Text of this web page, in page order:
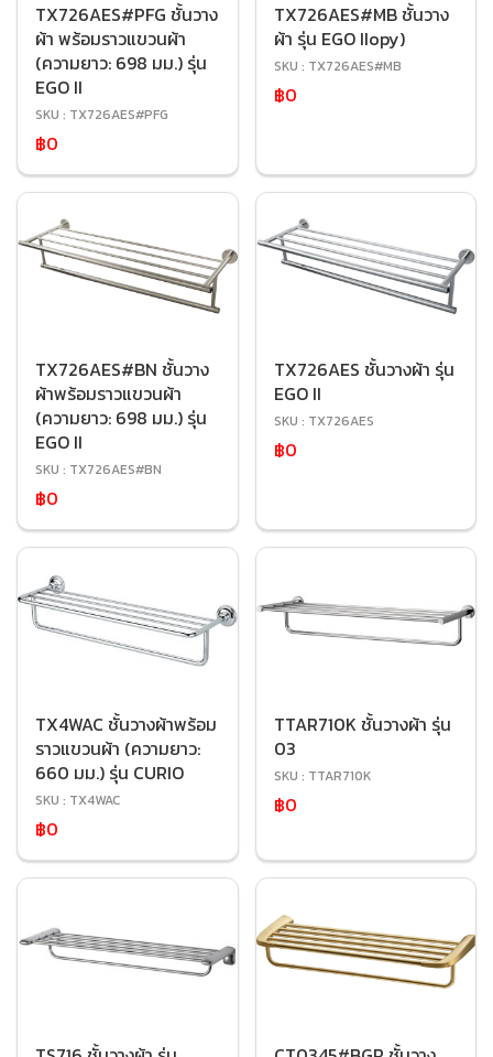
TX726AES#PFG ชั้นวาง
ผ้า พร้อมราวแขวนผ้า
(ความยาว: 698 มม.) รุ่น
EGO II
SKU : TX726AES#PFG
฿0
TX726AES#MB ชั้นวาง
ผ้า รุ่น EGO IIopy)
SKU : TX726AES#MB
฿0
TX726AES#BN ชั้นวาง
ผ้าพร้อมราวแขวนผ้า
(ความยาว: 698 มม.) รุ่น
EGO II
SKU : TX726AES#BN
฿0
TX726AES ชั้นวางผ้า รุ่น
EGO II
SKU : TX726AES
฿0
TX4WAC ชั้นวางผ้าพร้อม
ราวแขวนผ้า (ความยาว:
660 มม.) รุ่น CURIO
SKU : TX4WAC
฿0
TTAR710K ชั้นวางผ้า รุ่น
03
SKU : TTAR710K
฿0